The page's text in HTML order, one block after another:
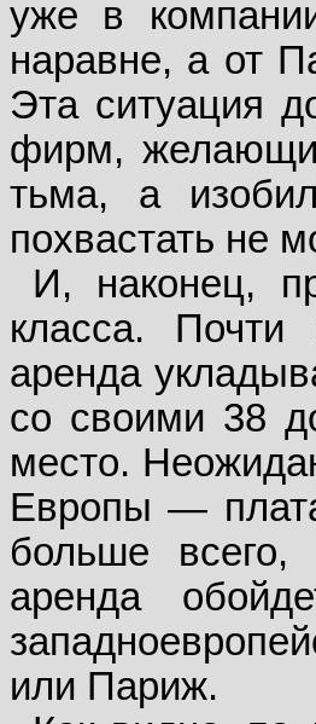
уже в
наравне, а от
Эта ситуация
фирм,
тьма, а
похвастать не
И, наконец,
класса.
аренда
со своими 38
место.
Европы —
больше
аренда
или Париж.